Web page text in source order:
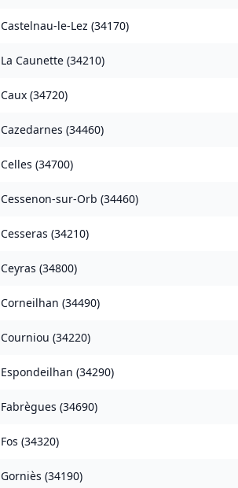
Castelnau-le-Lez (34170)
La Caunette (34210)
Caux (34720)
Cazedarnes (34460)
Celles (34700)
Cessenon-sur-Orb (34460)
Cesseras (34210)
Ceyras (34800)
Corneilhan (34490)
Courniou (34220)
Espondeilhan (34290)
Fabrègues (34690)
Fos (34320)
Gorniès (34190)